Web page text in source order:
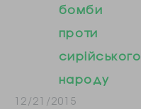
бомби
проти
сирійського
народу
12/21/2015